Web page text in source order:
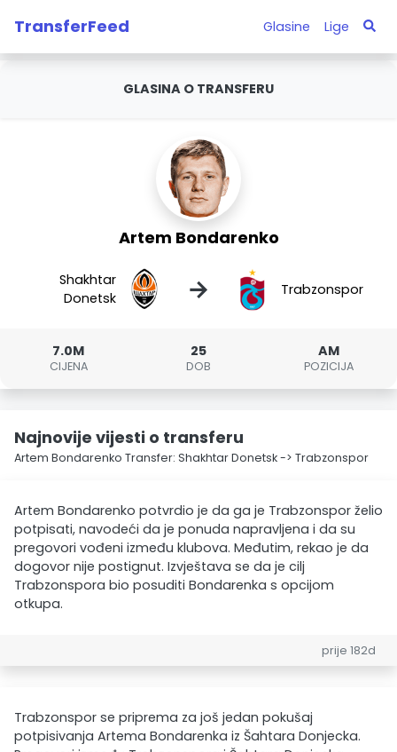
TransferFeed Glasine Lige
GLASINA O TRANSFERU
Artem Bondarenko
Shakhtar
Donetsk
→ Trabzonspor
7.0M
CIJENA
25
DOB
AM
POZICIJA
Najnovije vijesti o transferu
Artem Bondarenko Transfer: Shakhtar Donetsk -> Trabzonspor
Artem Bondarenko potvrdio je da ga je Trabzonspor želio
potpisati, navodeći da je ponuda napravljena i da su
pregovori vođeni između klubova. Međutim, rekao je da
dogovor nije postignut. Izvještava se da je cilj
Trabzonspora bio posuditi Bondarenka s opcijom
otkupa.
prije 182d
Trabzonspor se priprema za još jedan pokušaj
potpisivanja Artema Bondarenka iz Šahtara Donjecka.